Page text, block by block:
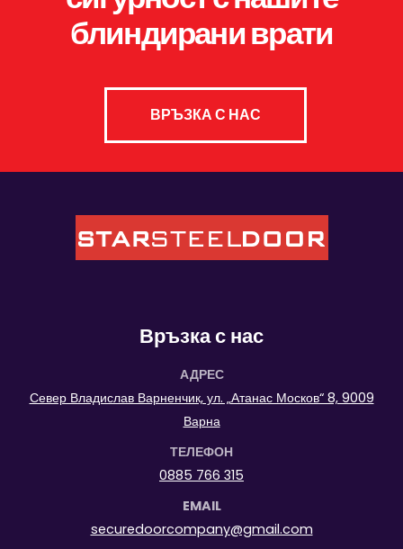
блиндирани врати
ВРЪЗКА С НАС
Връзка с нас
АДРЕС
Север Владислав Варненчик, ул. „Атанас Москов“ 8, 9009
Варна
ТЕЛЕФОН
0885 766 315
EMAIL
securedoorcompany@gmail.com